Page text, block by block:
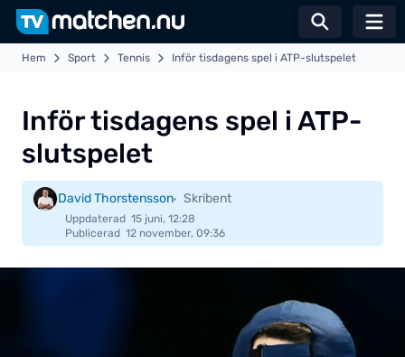
Växla
Hem Sport Tennis Inför tisdagens spel i ATP-slutspelet
Inför tisdagens spel i ATP-
slutspelet
David Thorstensson Skribent
Uppdaterad 15 juni, 12:28
Publicerad 12 november, 09:36